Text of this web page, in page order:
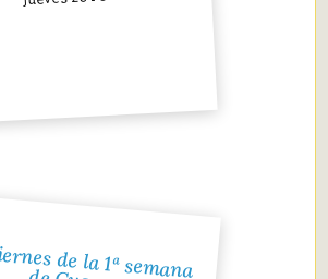
de la 1ª semana